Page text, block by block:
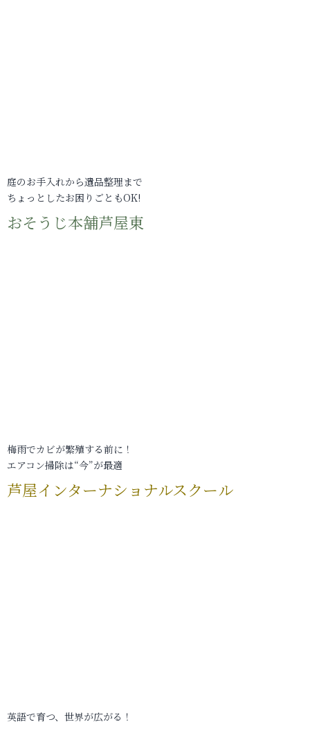
庭のお手入れから遺品整理まで
ちょっとしたお困りごともOK!
おそうじ本舗芦屋東
梅雨でカビが繁殖する前に！
エアコン掃除は“今”が最適
芦屋インターナショナルスクール
英語で育つ、世界が広がる！